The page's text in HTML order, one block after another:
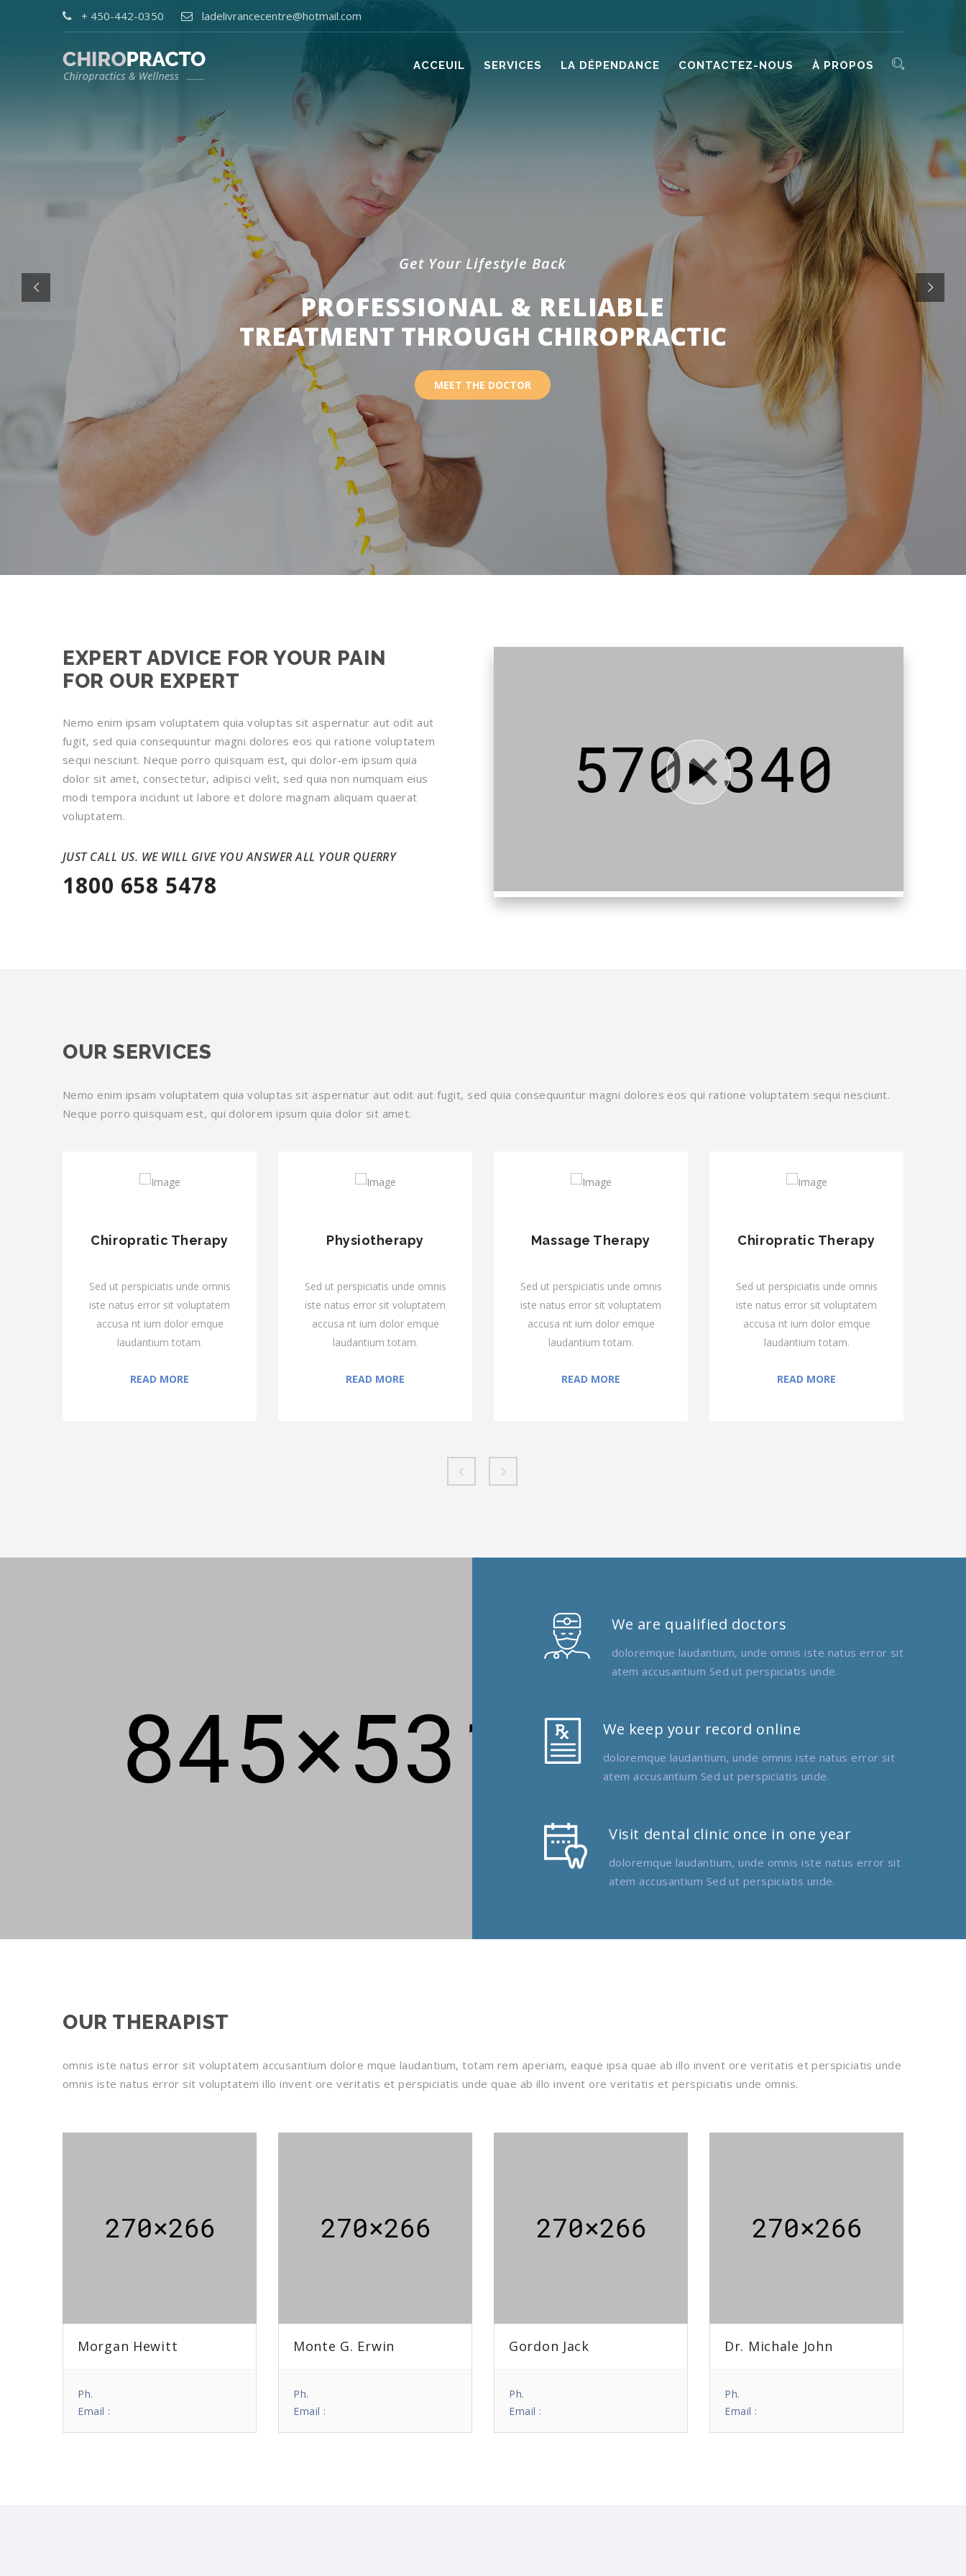
+ 450-442-0350 ladelivrancecentre@hotmail.com
ACCEUIL SERVICES LA DÉPENDANCE CONTACTEZ-NOUS À PROPOS
Get Your Lifestyle Back
TREATMENT THROUGH CHIROPRACTIC
PROFESSIONAL & RELIABLE
MEET THE DOCTOR
EXPERT ADVICE FOR YOUR PAIN
FOR OUR EXPERT
Nemo enim ipsam voluptatem quia voluptas sit aspernatur aut odit aut
fugit, sed quia consequuntur magni dolores eos qui ratione voluptatem
sequi nesciunt. Neque porro quisquam est, qui dolor-em ipsum quia
dolor sit amet, consectetur, adipisci velit, sed quia non numquam eius
modi tempora incidunt ut labore et dolore magnam aliquam quaerat
voluptatem.
JUST CALL US. WE WILL GIVE YOU ANSWER ALL YOUR QUERRY
1800 658 5478
OUR SERVICES
Nemo enim ipsam voluptatem quia voluptas sit aspernatur aut odit aut fugit, sed quia consequuntur magni dolores eos qui ratione voluptatem sequi nesciunt.
Neque porro quisquam est, qui dolorem ipsum quia dolor sit amet.
Chiropratic Therapy
Sed ut perspiciatis unde omnis
iste natus error sit voluptatem
accusa nt ium dolor emque
laudantium totam.
READ MORE
Physiotherapy
Sed ut perspiciatis unde omnis
iste natus error sit voluptatem
accusa nt ium dolor emque
laudantium totam.
READ MORE
Massage Therapy
Sed ut perspiciatis unde omnis
iste natus error sit voluptatem
accusa nt ium dolor emque
laudantium totam.
READ MORE
Chiropratic Therapy
Sed ut perspiciatis unde omnis
iste natus error sit voluptatem
accusa nt ium dolor emque
laudantium totam.
READ MORE
We are qualified doctors
doloremque laudantium, unde omnis iste natus error sit
atem accusantium Sed ut perspiciatis unde.
We keep your record online
doloremque laudantium, unde omnis iste natus error sit
atem accusantium Sed ut perspiciatis unde.
Visit dental clinic once in one year
doloremque laudantium, unde omnis iste natus error sit
atem accusantium Sed ut perspiciatis unde.
OUR THERAPIST
omnis iste natus error sit voluptatem accusantium dolore mque laudantium, totam rem aperiam, eaque ipsa quae ab illo invent ore veritatis et perspiciatis unde
omnis iste natus error sit voluptatem illo invent ore veritatis et perspiciatis unde quae ab illo invent ore veritatis et perspiciatis unde omnis.
Morgan Hewitt
Ph.
Email :
Monte G. Erwin
Ph.
Email :
Gordon Jack
Ph.
Email :
Dr. Michale John
Ph.
Email :